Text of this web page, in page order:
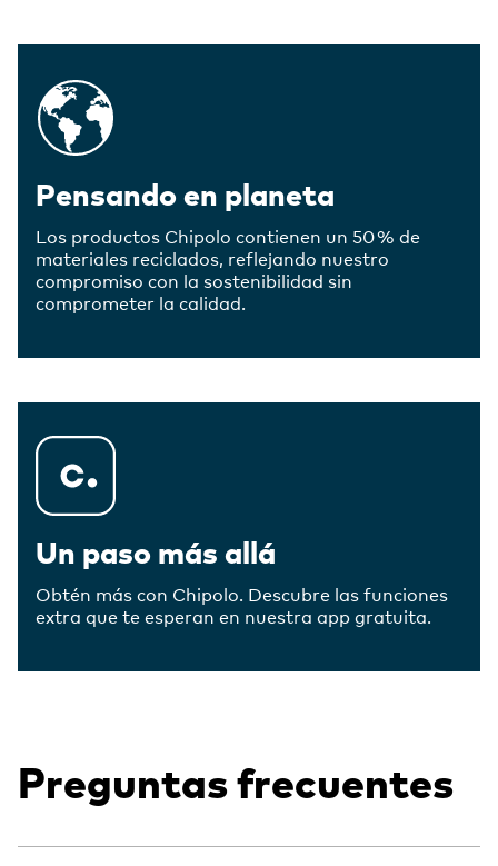
Pensando en planeta
Los productos Chipolo contienen un 50 % de
materiales reciclados, reflejando nuestro
compromiso con la sostenibilidad sin
comprometer la calidad.
Un paso más allá
Obtén más con Chipolo. Descubre las funciones
extra que te esperan en nuestra app gratuita.
Preguntas frecuentes